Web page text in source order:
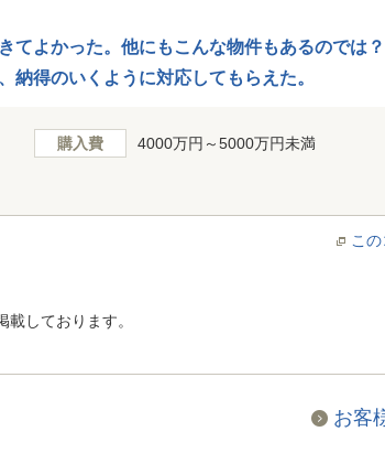
てよかった。他にもこんな物件もあるのでは
納得のいくように対応してもらえた。
購入費 4000万円～5000万円未満
こ
しております。
お客